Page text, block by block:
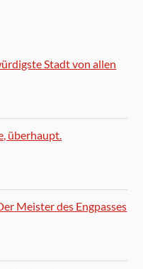
Stadt von allen
überhaupt.
Meister des Engpasses